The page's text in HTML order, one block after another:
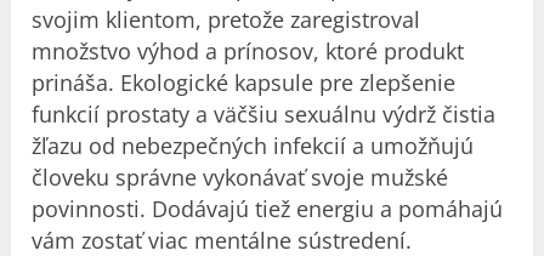
svojim klientom, pretože zaregistroval
množstvo výhod a prínosov, ktoré produkt
prináša. Ekologické kapsule pre zlepšenie
funkcií prostaty a väčšiu sexuálnu výdrž čistia
žľazu od nebezpečných infekcií a umožňujú
človeku správne vykonávať svoje mužské
povinnosti. Dodávajú tiež energiu a pomáhajú
vám zostať viac mentálne sústredení.